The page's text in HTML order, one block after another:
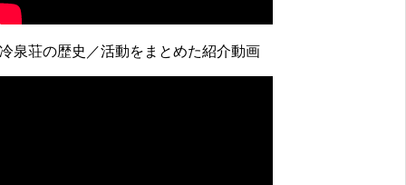
泉荘の歴史／活動をまとめた紹介動画